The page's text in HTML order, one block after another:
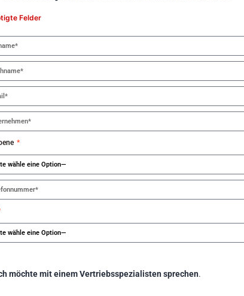
Felder
möchte mit einem Vertriebsspezialisten sprechen.